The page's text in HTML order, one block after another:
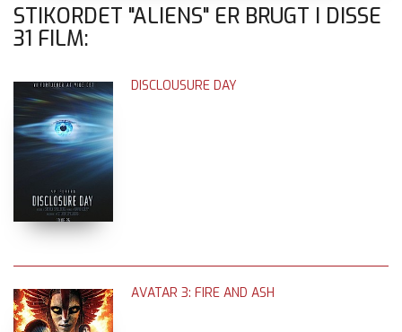
STIKORDET "ALIENS" ER BRUGT I DISSE
31 FILM:
DISCLOUSURE DAY
AVATAR 3: FIRE AND ASH